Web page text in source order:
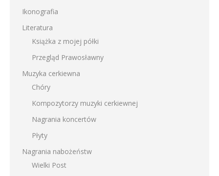
Ikonografia
Literatura
Książka z mojej półki
Przegląd Prawosławny
Muzyka cerkiewna
Chóry
Kompozytorzy muzyki cerkiewnej
Nagrania koncertów
Płyty
Nagrania nabożeństw
Wielki Post